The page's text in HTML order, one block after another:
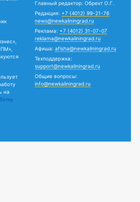
на
Главный редактор: Обрехт О.Г.
Редакция: +7 (4012) 99-21-76
news@newkaliningrad.ru
Реклама: +7 (4012) 31-07-07
reklama@newkaliningrad.ru
Афиша: afisha@newkaliningrad.ru
Техподдержка:
support@newkaliningrad.ru
Общие вопросы:
info@newkaliningrad.ru